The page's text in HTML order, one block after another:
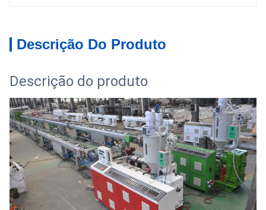
Descrição Do Produto
Descrição do produto